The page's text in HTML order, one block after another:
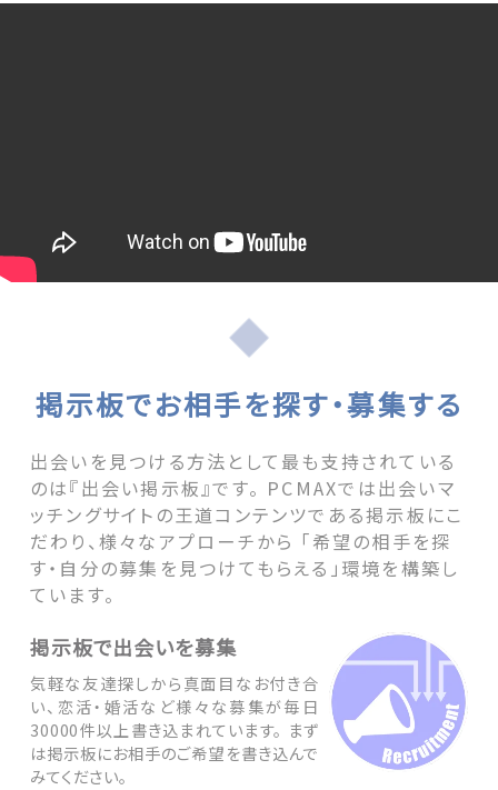
掲示板でお相手を探す・募集する
出会いを見つける方法として最も支持されている
のは『出会い掲示板』です。 PCMAXでは出会いマ
ッチングサイトの王道コンテンツである掲示板にこ
だわり、様々なアプローチから 「希望の相手を探
す・自分の募集を見つけてもらえる」環境を構築し
ています。
掲示板で出会いを募集
気軽な友達探しから真面目なお付き合
い、恋活・婚活など様々な募集が毎日
30000件以上書き込まれています。 まず
は掲示板にお相手のご希望を書き込んで
みてください。